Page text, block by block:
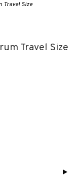
Travel Size
Travel Size